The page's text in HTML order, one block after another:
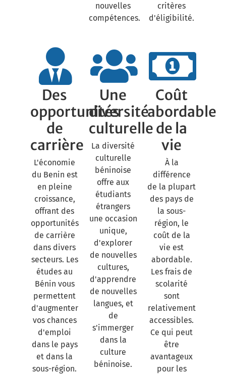
nouvelles
compétences.
critères
d'éligibilité.
Des
opportunités
de
carrière
L'économie
du Benin est
en pleine
croissance,
offrant des
opportunités
de carrière
dans divers
secteurs. Les
études au
Bénin vous
permettent
d'augmenter
vos chances
d'emploi
dans le pays
et dans la
sous-région.
Une
diversité
culturelle
La diversité
culturelle
béninoise
offre aux
étudiants
étrangers
une occasion
unique,
d'explorer
de nouvelles
cultures,
d'apprendre
de nouvelles
langues, et
de
s'immerger
dans la
culture
béninoise.
Coût
abordable
de la
vie
À la
différence
de la plupart
des pays de
la sous-
région, le
coût de la
vie est
abordable.
Les frais de
scolarité
sont
relativement
accessibles.
Ce qui peut
être
avantageux
pour les